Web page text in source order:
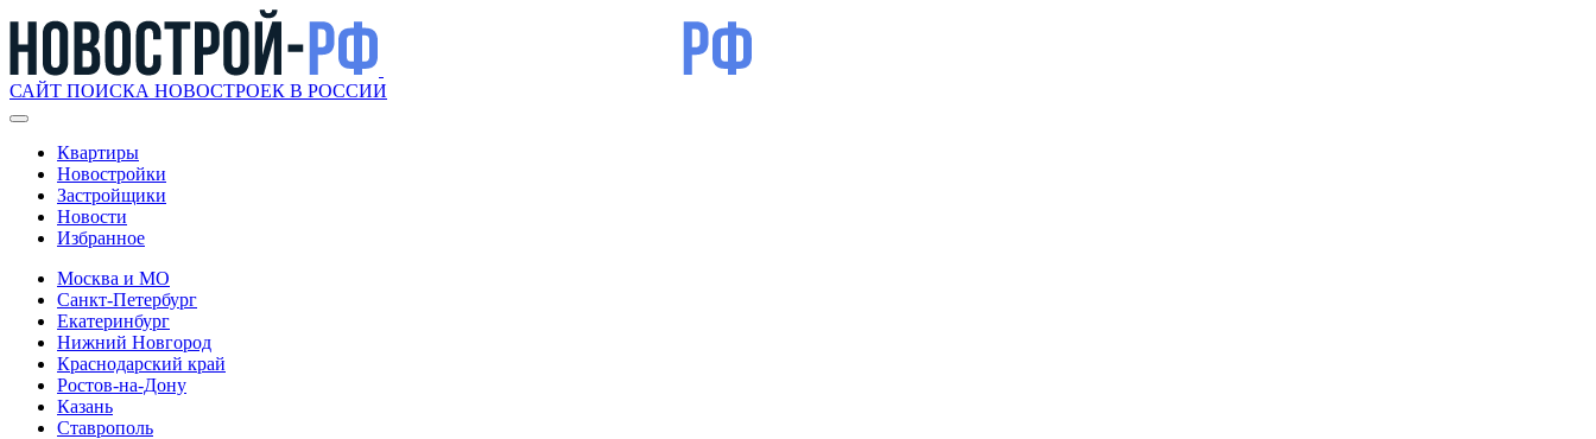
САЙТ ПОИСКА НОВОСТРОЕК В РОССИИ
Квартиры
Новостройки
Застройщики
Новости
Избранное
Москва и МО
Санкт-Петербург
Екатеринбург
Нижний Новгород
Краснодарский край
Ростов-на-Дону
Казань
Ставрополь